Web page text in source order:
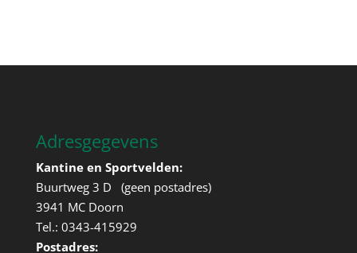
Adresgegevens
Kantine en Sportvelden:
Buurtweg 3 D (geen postadres)
3941 MC Doorn
Tel.: 0343-415929
Postadres: